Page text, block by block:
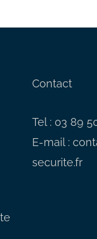
Contact
Tel : 03 89
E-mail :
securite.fr